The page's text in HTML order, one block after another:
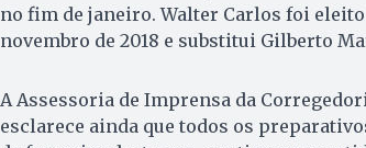
no fim de janeiro. Walter Carlos foi eleito
novembro de 2018 e substitui Gilberto
A Assessoria de Imprensa da
esclarece ainda que todos os